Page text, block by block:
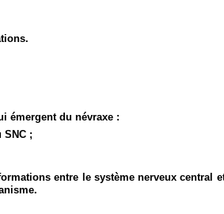
émergent du névraxe :
SNC ;
entre le système nerveux central